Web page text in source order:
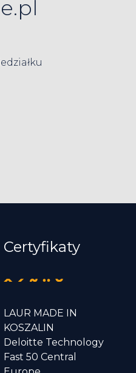
Certyfikaty
LAUR MADE IN
KOSZALIN
Deloitte Technology
Fast 50 Central